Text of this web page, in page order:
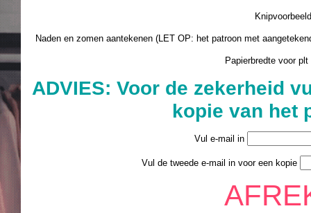
Naden en zomen aantekenen (LET OP: het patroon met
Papierbredte voor
ADVIES: Voor de zekerheid
kopie van het
Vul e-mail in
Vul de tweede e-mail in voor een kopie